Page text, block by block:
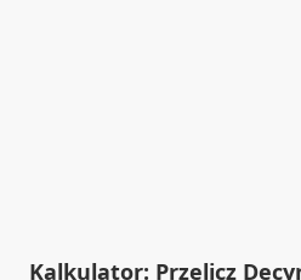
Kalkulator: Przelicz